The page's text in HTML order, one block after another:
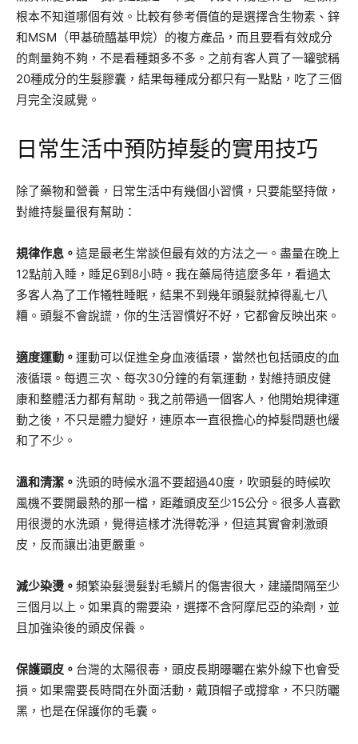
根本不知道哪個有效。比較有參考價值的是選擇含生物素、鋅
和MSM（甲基硫醯基甲烷）的複方產品，而且要看有效成分
的劑量夠不夠，不是看種類多不多。之前有客人買了一罐號稱
20種成分的生髮膠囊，結果每種成分都只有一點點，吃了三個
月完全沒感覺。
日常生活中預防掉髮的實用技巧
除了藥物和營養，日常生活中有幾個小習慣，只要能堅持做，
對維持髮量很有幫助：
規律作息。 這是最老生常談但最有效的方法之一。盡量在晚上
12點前入睡，睡足6到8小時。我在藥局待這麼多年，看過太
多客人為了工作犧牲睡眠，結果不到幾年頭髮就掉得亂七八
糟。頭髮不會說謊，你的生活習慣好不好，它都會反映出來。
適度運動。 運動可以促進全身血液循環，當然也包括頭皮的血
液循環。每週三次、每次30分鐘的有氧運動，對維持頭皮健
康和整體活力都有幫助。我之前帶過一個客人，他開始規律運
動之後，不只是體力變好，連原本一直很擔心的掉髮問題也緩
和了不少。
溫和清潔。 洗頭的時候水溫不要超過40度，吹頭髮的時候吹
風機不要開最熱的那一檔，距離頭皮至少15公分。很多人喜歡
用很燙的水洗頭，覺得這樣才洗得乾淨，但這其實會刺激頭
皮，反而讓出油更嚴重。
減少染燙。 頻繁染髮燙髮對毛鱗片的傷害很大，建議間隔至少
三個月以上。如果真的需要染，選擇不含阿摩尼亞的染劑，並
且加強染後的頭皮保養。
保護頭皮。 台灣的太陽很毒，頭皮長期曝曬在紫外線下也會受
損。如果需要長時間在外面活動，戴頂帽子或撐傘，不只防曬
黑，也是在保護你的毛囊。